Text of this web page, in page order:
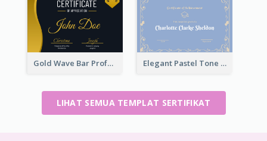
Gold Wave Bar Professional Certificate of Appreciation Elegant Pastel Tone Floral Certificate Design
LIHAT SEMUA TEMPLAT SERTIFIKAT